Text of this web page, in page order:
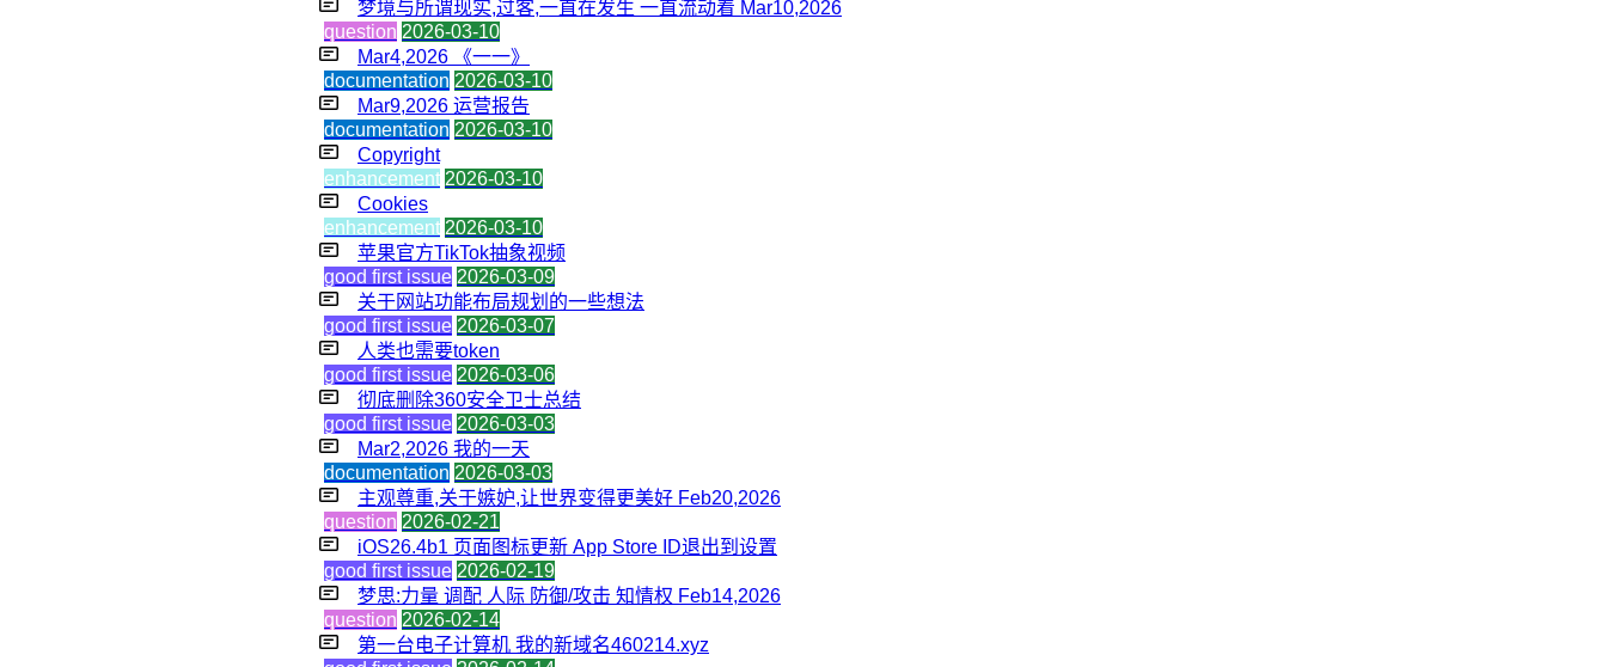
梦境与所谓现实,过客,一直在发生 一直流动着 Mar10,2026
question 2026-03-10
Mar4,2026 《一一》
documentation 2026-03-10
Mar9,2026 运营报告
documentation 2026-03-10
Copyright
enhancement 2026-03-10
Cookies
enhancement 2026-03-10
苹果官方TikTok抽象视频
good first issue 2026-03-09
关于网站功能布局规划的一些想法
good first issue 2026-03-07
人类也需要token
good first issue 2026-03-06
彻底删除360安全卫士总结
good first issue 2026-03-03
Mar2,2026 我的一天
documentation 2026-03-03
主观尊重,关于嫉妒,让世界变得更美好 Feb20,2026
question 2026-02-21
iOS26.4b1 页面图标更新 App Store ID退出到设置
good first issue 2026-02-19
梦思:力量 调配 人际 防御/攻击 知情权 Feb14,2026
question 2026-02-14
第一台电子计算机 我的新域名460214.xyz